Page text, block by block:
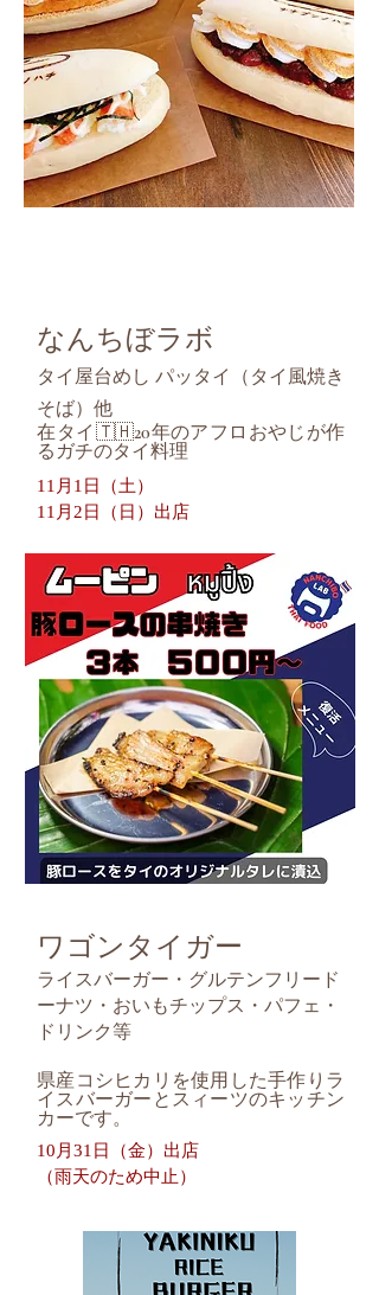
なんちぼラボ
タイ屋台めし パッタイ（タイ風焼き
そば）他
在タイ🇹🇭20年のアフロおやじが作
るガチのタイ料理
11月1日（土）
11月2日（日）出店
ワゴンタイガー
ライスバーガー・グルテンフリード
ーナツ・おいもチップス・パフェ・
ドリンク等
県産コシヒカリを使用した手作りラ
イスバーガーとスィーツのキッチン
カーです。
10月31日（金）出店
（雨天のため中止）